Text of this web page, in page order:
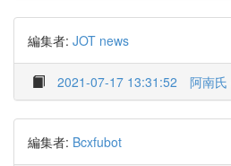
編集者: JOT news
2021-07-17 13:31:52 阿南氏
編集者: Bcxfubot